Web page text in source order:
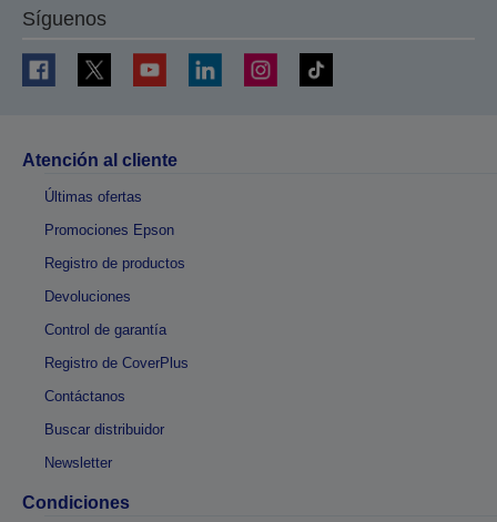
Síguenos
Atención al cliente
Últimas ofertas
Promociones Epson
Registro de productos
Devoluciones
Control de garantía
Registro de CoverPlus
Contáctanos
Buscar distribuidor
Newsletter
Condiciones